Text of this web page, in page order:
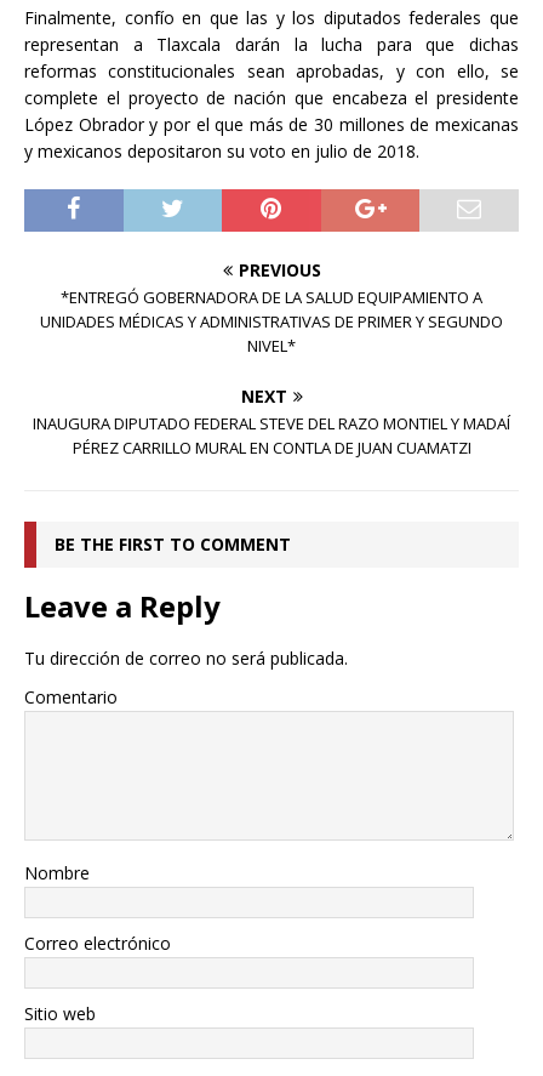
Finalmente, confío en que las y los diputados federales que
representan a Tlaxcala darán la lucha para que dichas
reformas constitucionales sean aprobadas, y con ello, se
complete el proyecto de nación que encabeza el presidente
López Obrador y por el que más de 30 millones de mexicanas
y mexicanos depositaron su voto en julio de 2018.
PREVIOUS
*ENTREGÓ GOBERNADORA DE LA SALUD EQUIPAMIENTO A
UNIDADES MÉDICAS Y ADMINISTRATIVAS DE PRIMER Y SEGUNDO
NIVEL*
NEXT
INAUGURA DIPUTADO FEDERAL STEVE DEL RAZO MONTIEL Y MADAÍ
PÉREZ CARRILLO MURAL EN CONTLA DE JUAN CUAMATZI
BE THE FIRST TO COMMENT
Leave a Reply
Tu dirección de correo no será publicada.
Comentario
Nombre
Correo electrónico
Sitio web